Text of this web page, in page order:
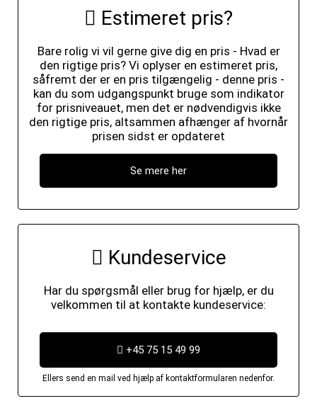
Estimeret pris?
Bare rolig vi vil gerne give dig en pris - Hvad er
den rigtige pris? Vi oplyser en estimeret pris,
såfremt der er en pris tilgængelig - denne pris -
kan du som udgangspunkt bruge som indikator
for prisniveauet, men det er nødvendigvis ikke
den rigtige pris, altsammen afhænger af hvornår
prisen sidst er opdateret
Se mere her
Kundeservice
Har du spørgsmål eller brug for hjælp, er du
velkommen til at kontakte kundeservice:
+45 75 15 49 99
Ellers send en mail ved hjælp af kontaktformularen nedenfor.